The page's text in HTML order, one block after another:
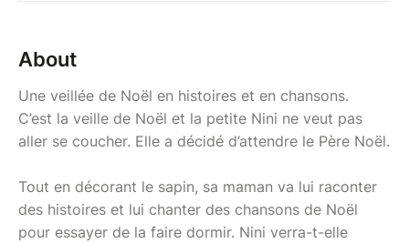
About
Une veillée de Noël en histoires et en chansons.
C’est la veille de Noël et la petite Nini ne veut pas
aller se coucher. Elle a décidé d’attendre le Père Noël.
Tout en décorant le sapin, sa maman va lui raconter
des histoires et lui chanter des chansons de Noël
pour essayer de la faire dormir. Nini verra-t-elle